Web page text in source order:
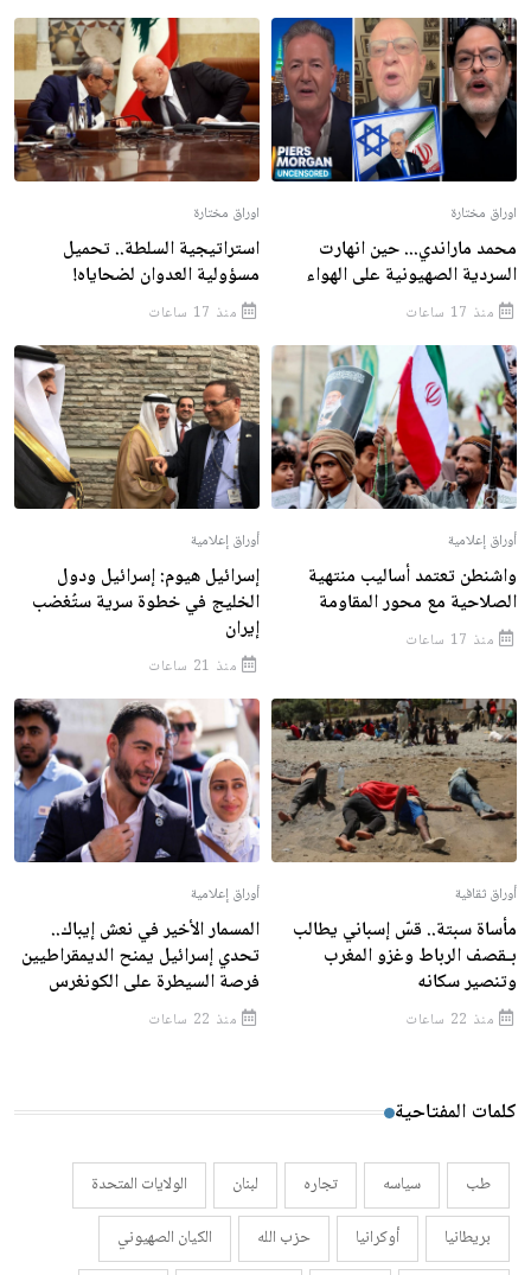
اوراق مختارة
محمد ماراندي... حين انهارت
السردية الصهيونية على الهواء
منذ 17 ساعات
اوراق مختارة
استراتيجية السلطة.. تحميل
مسؤولية العدوان لضحاياه!
منذ 17 ساعات
أوراق إعلامية
واشنطن تعتمد أساليب منتهية
الصلاحية مع محور المقاومة
منذ 17 ساعات
أوراق إعلامية
إسرائيل هيوم: إسرائيل ودول
الخليج في خطوة سرية ستُغضب
إيران
منذ 21 ساعات
أوراق ثقافية
مأساة سبتة.. قسّ إسباني يطالب
بـقصف الرباط وغزو المغرب
وتنصير سكانه
منذ 22 ساعات
أوراق إعلامية
المسمار الأخير في نعش إيباك..
تحدي إسرائيل يمنح الديمقراطيين
فرصة السيطرة على الكونغرس
منذ 22 ساعات
كلمات المفتاحية
طب سياسه تجاره لبنان
الولايات المتحدة
بريطانيا
أوكرانيا حزب الله
الكيان الصهيوني